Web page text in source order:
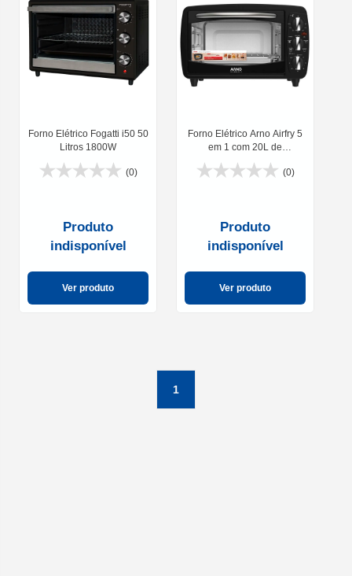
Forno Elétrico Fogatti i50 50
Litros 1800W
(0)
Produto
indisponível
Ver produto
Forno Elétrico Arno Airfry 5
em 1 com 20L de
Capacidade 1400W
(0)
Produto
indisponível
Ver produto
1